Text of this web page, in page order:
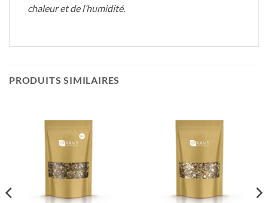
chaleur et de l’humidité.
PRODUITS SIMILAIRES